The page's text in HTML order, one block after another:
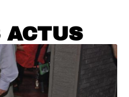
ACTUS